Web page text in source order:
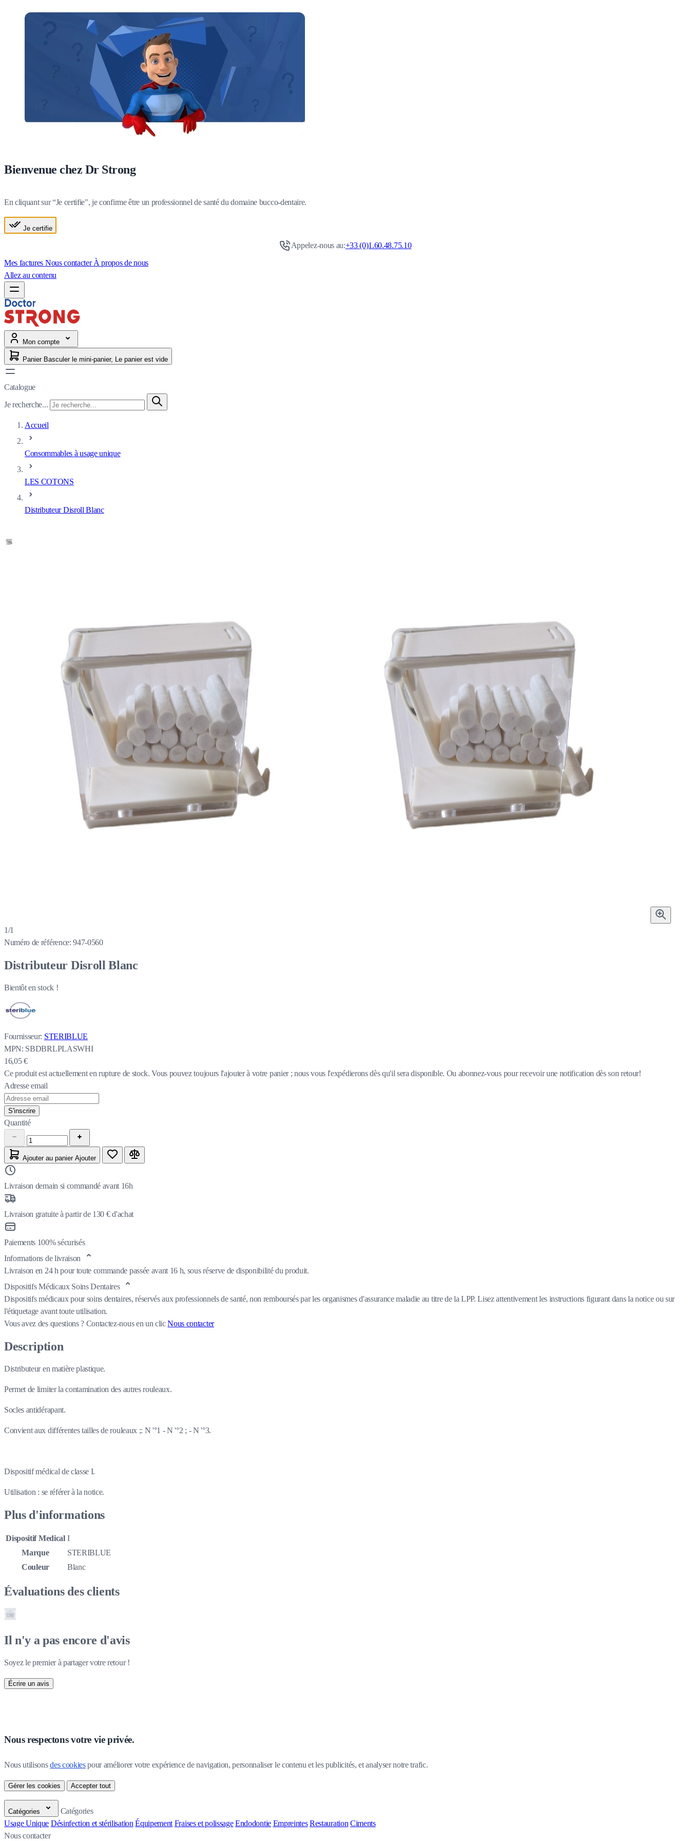
Bienvenue chez Dr Strong
En cliquant sur “Je certifie", je confirme être un professionnel de santé du domaine bucco-dentaire.
Je certifie
Appelez-nous au:+33 (0)1.60.48.75.10
Mes factures Nous contacterÀ propos de nous
Allez au contenu
Mon compte
Panier Basculer le mini-panier, Le panier est vide
Catalogue
Je recherche...
Accueil
Consommables à usage unique
LES COTONS
Distributeur Disroll Blanc
1/1
Numéro de référence: 947-0560
Distributeur Disroll Blanc
Bientôt en stock !
Fournisseur: STERIBLUE
MPN: SBDBRLPLASWHI
16,05 €
Ce produit est actuellement en rupture de stock. Vous pouvez toujours l'ajouter à votre panier ; nous vous l'expédierons dès qu'il sera disponible. Ou abonnez-vous pour recevoir une notification dès son retour!
Adresse email
S'inscrire
Quantité
Ajouter au panier Ajouter
Livraison demain si commandé avant 16h
Livraison gratuite à partir de 130 € d'achat
Paiements 100% sécurisés
Informations de livraison
Livraison en 24 h pour toute commande passée avant 16 h, sous réserve de disponibilité du produit.
Dispositifs Médicaux Soins Dentaires
Dispositifs médicaux pour soins dentaires, réservés aux professionnels de santé, non remboursés par les organismes d'assurance maladie au titre de la LPP. Lisez attentivement les instructions figurant dans la notice ou sur
l'étiquetage avant toute utilisation.
Vous avez des questions ? Contactez-nous en un clicNous contacter
Description
Distributeur en matière plastique.
Permet de limiter la contamination des autres rouleaux.
Socles antidérapant.
Convient aux différentes tailles de rouleaux ;: N '°1 - N '°2 ; - N '°3.
Dispositif médical de classe I.
Utilisation : se référer à la notice.
Plus d'informations
Dispositif Medical I
Marque
STERIBLUE
Couleur
Blanc
Évaluations des clients
Il n'y a pas encore d'avis
Soyez le premier à partager votre retour !
Écrire un avis
Nous respectons votre vie privée.
Nous utilisons des cookies pour améliorer votre expérience de navigation, personnaliser le contenu et les publicités, et analyser notre trafic.
Gérer les cookies Accepter tout
Catégories
Catégories
Usage Unique Désinfection et stérilisation Équipement Fraises et polissage Endodontie Empreintes Restauration Ciments
Nous contacter